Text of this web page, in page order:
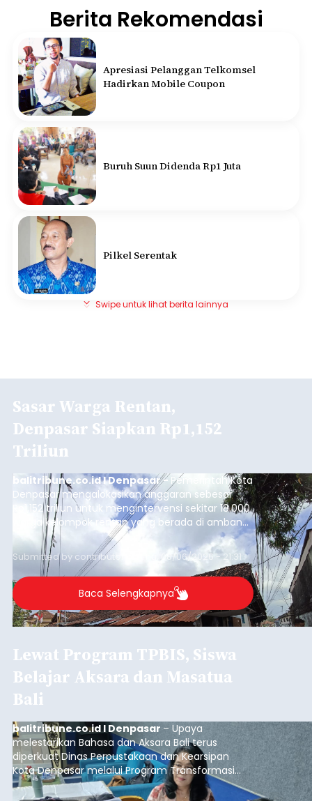
Berita Rekomendasi
Apresiasi Pelanggan Telkomsel
Hadirkan Mobile Coupon
Buruh Suun Didenda Rp1 Juta
Pilkel Serentak
Swipe untuk lihat berita lainnya
Sasar Warga Rentan,
Denpasar Siapkan Rp1,152
Triliun
balitribune.co.id I Denpasar - Pemerintah Kota
Denpasar mengalokasikan anggaran sebesar
Rp1,152 triliun untuk mengintervensi sekitar 18.000
warga kelompok rentan yang berada di ambang
garis kemiskinan. Langkah strategis ini diambil
guna menjaga masyarakat yang berada pada
kelompok desil 5 dan 6 tersebut agar tidak
merosot ke kategori miskin.
Submitted by contributor Thu, 08/06/2026 - 21:31
Baca Selengkapnya
Lewat Program TPBIS, Siswa
Belajar Aksara dan Masatua
Bali
balitribune.co.id I Denpasar – Upaya
melestarikan Bahasa dan Aksara Bali terus
diperkuat Dinas Perpustakaan dan Kearsipan
Kota Denpasar melalui Program Transformasi
Perpustakaan Berbasis Inklusi Sosial (TPBIS).